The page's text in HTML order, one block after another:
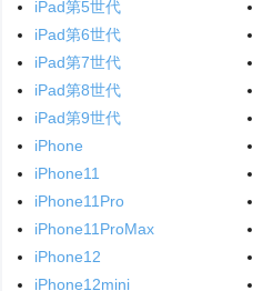
iPad第5世代
iPad第6世代
iPad第7世代
iPad第8世代
iPad第9世代
iPhone
iPhone11
iPhone11Pro
iPhone11ProMax
iPhone12
iPhone12mini